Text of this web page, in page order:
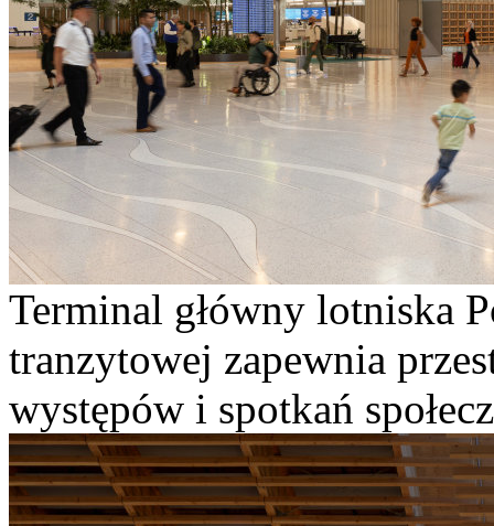
Terminal główny lotniska
tranzytowej zapewnia
występów i spotkań